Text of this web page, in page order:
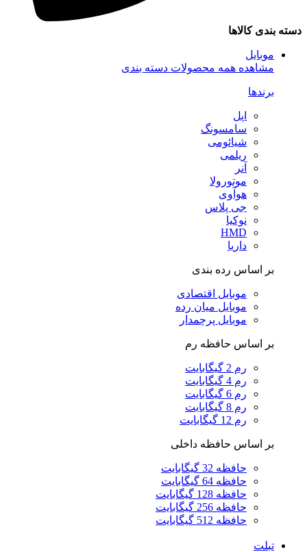
بندی کالاها
موبایل
مشاهده همه محصولات دسته بندی
برندها
اپل
سامسونگ
شیائومی
ریلمی
آنر
موتورولا
هوآوی
جی پلاس
نوکیا
HMD
داریا
بر اساس رده بندی
موبایل اقتصادی
موبایل میان رده
موبایل پرچمدار
بر اساس حافظه رم
رم 2 گیگابایت
رم 4 گیگابایت
رم 6 گیگابایت
رم 8 گیگابایت
رم 12 گیگابایت
بر اساس حافظه داخلی
حافظه 32 گیگابایت
حافظه 64 گیگابایت
حافظه 128 گیگابایت
حافظه 256 گیگابایت
حافظه 512 گیگابایت
تبلت